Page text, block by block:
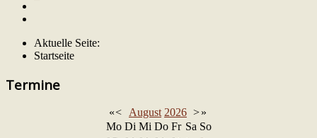
Aktuelle Seite:
Startseite
Termine
«< August 2026 >»
Mo Di Mi Do Fr Sa So